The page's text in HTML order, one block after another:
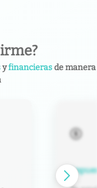
yfinancierasde manera